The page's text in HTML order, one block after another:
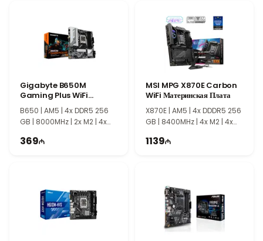
форм-фактор mATX и функциональные возможности
подключения делают MSI PRO H610M-G DDR5 практичным
выбором для домашних и офисных компьютеров. Стабильная
производительность и надежная работа обеспечивают удобную
Gigabyte B650M
Gaming Plus WiFi
Материнская Плата
B650 | AM5 | 4x DDR5 256
GB | 8000MHz | 2x M2 | 4x
369
MSI MPG X870E Carbon
WiFi Материнская Плата
X870E | AM5 | 4x DDDR5 256
GB | 8400MHz | 4x M2 | 4x
1139